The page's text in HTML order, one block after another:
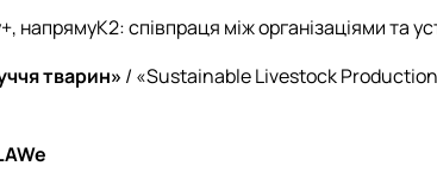
співпраця між організаціями та
тварин» / «Sustainable Livestock